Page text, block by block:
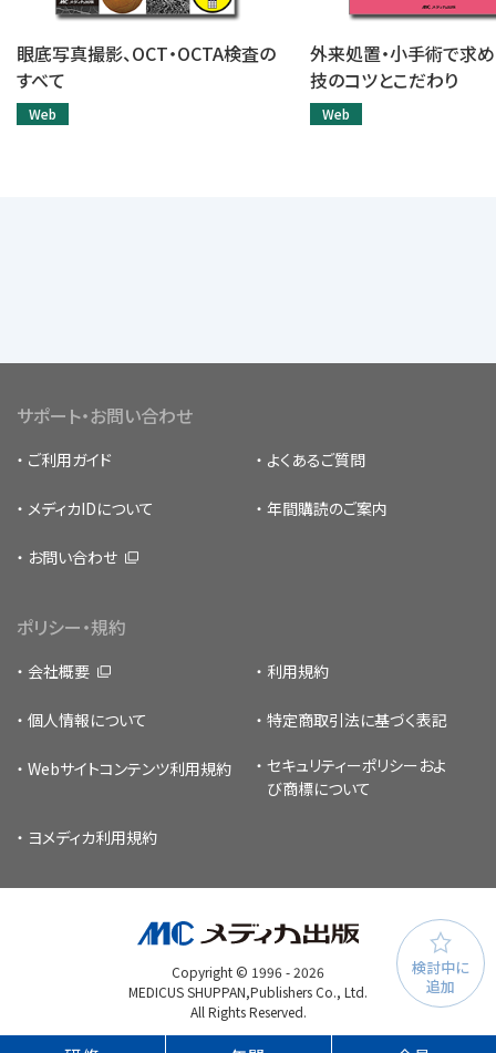
検討中に
追加
眼底写真撮影、OCT・OCTA検査の
すべて
Web
外来処置・小手術で求
技のコツとこだわり
Web
サポート・お問い合わせ
ご利用ガイド よくあるご質問
メディカIDについて 年間購読のご案内
お問い合わせ
ポリシー・規約
会社概要 利用規約
個人情報について 特定商取引法に基づく表記
Webサイトコンテンツ利用規約 セキュリティーポリシー およ
び商標について
ヨメディカ利用規約
Copyright © 1996 -2026
MEDICUS SHUPPAN,Publishers Co., Ltd.
All Rights Reserved.